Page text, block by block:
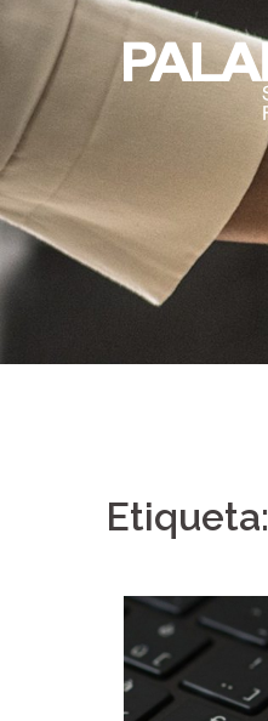
al
contenido
Etiqueta: